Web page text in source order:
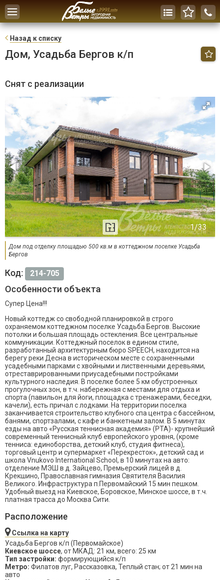
Toggle
navigation
Назад к списку
Дом, Усадьба Бергов к/п
Снят с реализации
Дом под отделку площадью 500 кв.м в коттеджном поселке Усадьба
Бергов
Код: 214-705
Особенности объекта
Супер Цена!!!
Новый коттедж со свободной планировкой в строго
охраняемом коттеджном поселке Усадьба Бергов. Высокие
потолки и большая площадь остекления. Все центральные
коммуникации. Коттеджный поселок в едином стиле,
разработанный архитектурным бюро SPEECH, находится на
берегу реки Десна в историческом месте с сохраненными
усадебными парками с хвойными и лиственными деревьями,
отреставрированными приусадебными постройками
культурного наследия. В поселке более 5 км обустроенных
прогулочных зон, в т.ч. набережная с местами для отдыха и
спорта (павильон для йоги, площадка с тренажерами, беседки,
качели), есть причал с лодками. На территории поселка
заканчивается строительство клубного спа центра с бассейном,
банями, спортзалами, с кафе и банкетным залом. В 5 минутах
езды на авто «Русская теннисная академия» (РТА)- крупнейший
современный теннисный клуб европейского уровня, (кроме
тенниса: единоборства, детский клуб, студия фитнеса),
торговый центр и супермаркет «Перекресток», детский сад и
школа Vnukovo International School, в 10 минутах на авто:
отделение МЭШ в д. Зайцево, Премьерский лицей в д.
Крекшино, Православная гимназия Святителя Василия
Великого. Инфраструктура п.Первомайский 15 мин пешком.
Удобный выезд на Киевское, Боровское, Минское шоссе, в т.ч.
платная трасса до Москва Сити.
Расположение
Ссылка на карту
Усадьба Бергов к/п (Первомайское)
Киевское шоссе, от МКАД: 21 км, всего: 25 км
Тип застройки: формирующийся к/п
Метро: Филатов луг, Рассказовка, Теплый стан; от 21 мин на
авто